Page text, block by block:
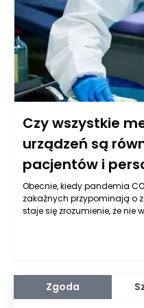
Czy wszystkie
urządzeń są
pacjentów i
Obecnie, kiedy pandemia
zakaźnych przypominają o
staje się zrozumienie, że nie
choć szeroko stosowane i
medycznego. Warto
dezynfekcji, aby wybrać te,
negatywnych skutków
Zgoda